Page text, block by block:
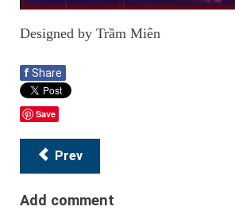
Designed by Trầm Miên
f Share
Save
Prev
Add comment